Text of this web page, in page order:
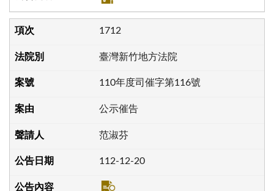
1712
臺灣新竹地方法院
110年度司催字第116號
公示催告
范淑芬
112-12-20